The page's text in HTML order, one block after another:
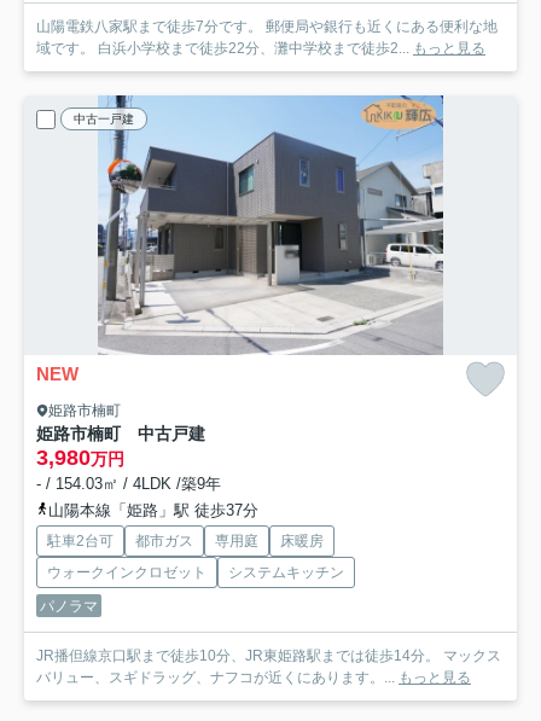
山陽電鉄八家駅まで徒歩7分です。 郵便局や銀行も近くにある便利な地
域です。 白浜小学校まで徒歩22分、灘中学校まで徒歩2... もっと見る
中古一戸建
NEW
姫路市楠町
姫路市楠町 中古戸建
3,980万円
- / 154.03㎡ / 4LDK /築9年
山陽本線「姫路」駅 徒歩37分
駐車2台可 都市ガス 専用庭
床暖房
ウォークインクロゼット
システムキッチン
パノラマ
JR播但線京口駅まで徒歩10分、JR東姫路駅までは徒歩14分。 マックス
バリュー、スギドラッグ、ナフコが近くにあります。... もっと見る